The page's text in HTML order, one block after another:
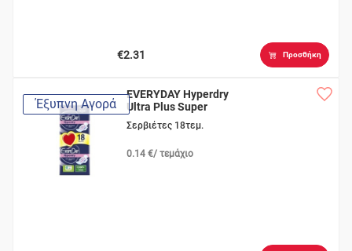
€2.31 Προσθήκη
Έξυπνη Αγορά
EVERYDAY Hyperdry
Ultra Plus Super
Σερβιέτες 18τεμ.
0.14 €/ τεμάχιο